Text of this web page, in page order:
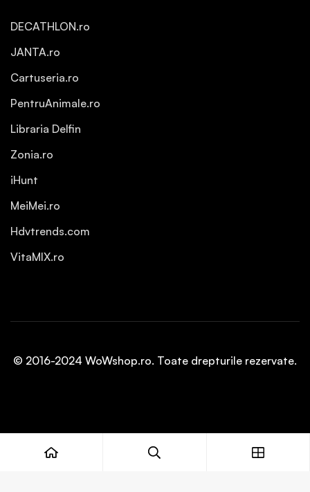
DECATHLON.ro
JANTA.ro
Cartuseria.ro
PentruAnimale.ro
Libraria Delfin
Zonia.ro
iHunt
MeiMei.ro
Hdvtrends.com
VitaMIX.ro
© 2016-2024 WoWshop.ro. Toate drepturile rezervate.